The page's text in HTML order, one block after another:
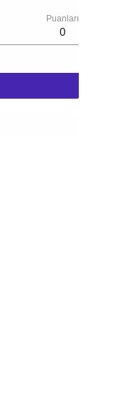
Puanları
0